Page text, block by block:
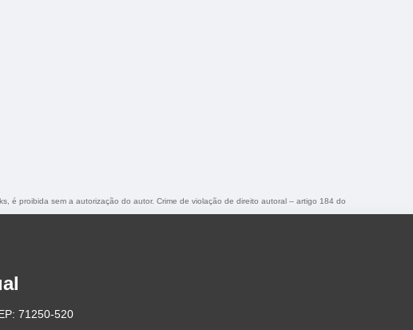
é proibida sem a autorização do autor. Crime de violação de direito autoral – artigo 184 do
71250-520